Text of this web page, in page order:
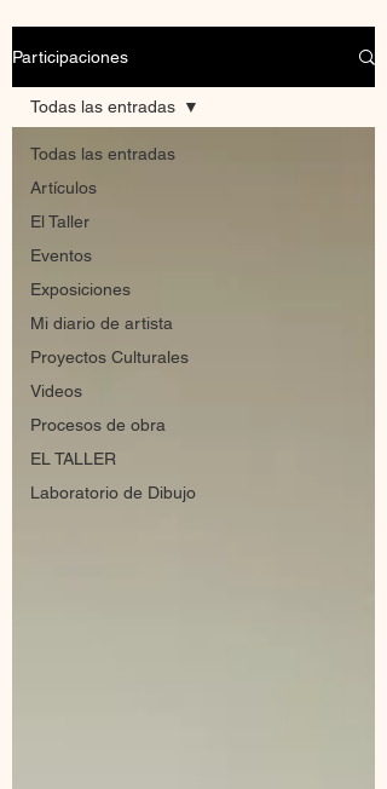
Participaciones
Todas las entradas
Artículos
El Taller
Eventos
Exposiciones
Mi diario de artista
Proyectos Culturales
Videos
Procesos de obra
EL TALLER
Laboratorio de Dibujo
Todas las entradas